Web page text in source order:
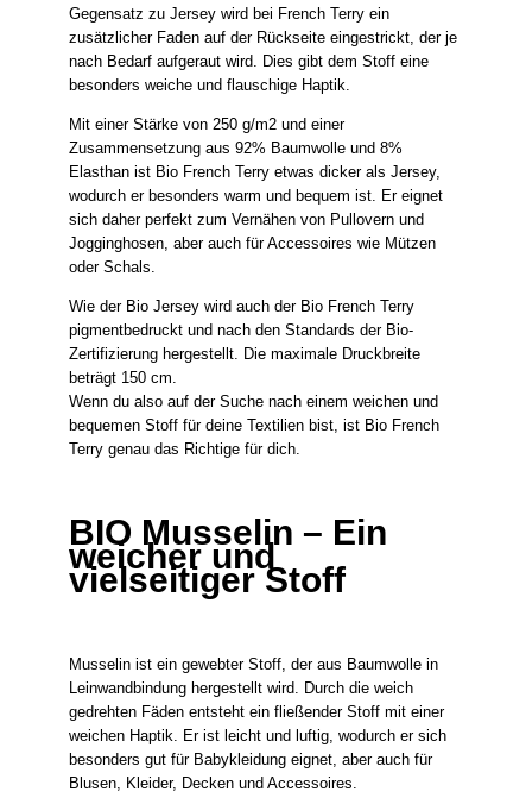
Gegensatz zu Jersey wird bei French Terry ein
zusätzlicher Faden auf der Rückseite eingestrickt, der je
nach Bedarf aufgeraut wird. Dies gibt dem Stoff eine
besonders weiche und flauschige Haptik.
Mit einer Stärke von 250 g/m2 und einer
Zusammensetzung aus 92% Baumwolle und 8%
Elasthan ist Bio French Terry etwas dicker als Jersey,
wodurch er besonders warm und bequem ist. Er eignet
sich daher perfekt zum Vernähen von Pullovern und
Jogginghosen, aber auch für Accessoires wie Mützen
oder Schals.
Wie der Bio Jersey wird auch der Bio French Terry
pigmentbedruckt und nach den Standards der Bio-
Zertifizierung hergestellt. Die maximale Druckbreite
beträgt 150 cm.
Wenn du also auf der Suche nach einem weichen und
bequemen Stoff für deine Textilien bist, ist Bio French
Terry genau das Richtige für dich.
BIO Musselin – Ein
weicher und
vielseitiger Stoff
Musselin ist ein gewebter Stoff, der aus Baumwolle in
Leinwandbindung hergestellt wird. Durch die weich
gedrehten Fäden entsteht ein fließender Stoff mit einer
weichen Haptik. Er ist leicht und luftig, wodurch er sich
besonders gut für Babykleidung eignet, aber auch für
Blusen, Kleider, Decken und Accessoires.